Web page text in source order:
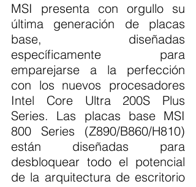
MSI presenta con orgullo su
última generación de placas
base, diseñadas
específicamente para
emparejarse a la perfección
con los nuevos procesadores
Intel Core Ultra 200S Plus
Series. Las placas base MSI
800 Series (Z890/B860/H810)
están diseñadas para
desbloquear todo el potencial
de la arquitectura de escritorio